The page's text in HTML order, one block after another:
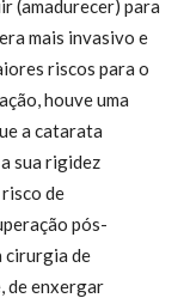
(amadurecer) para
mais invasivo e
riscos para o
houve uma
a catarata
sua rigidez
de
pós-
cirurgia de
de enxergar